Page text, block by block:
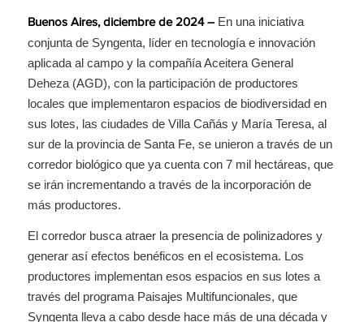
Buenos Aires, diciembre de 2024 – En una iniciativa
conjunta de Syngenta, líder en tecnología e innovación
aplicada al campo y la compañía Aceitera General
Deheza (AGD), con la participación de productores
locales que implementaron espacios de biodiversidad en
sus lotes, las ciudades de Villa Cañás y María Teresa, al
sur de la provincia de Santa Fe, se unieron a través de un
corredor biológico que ya cuenta con 7 mil hectáreas, que
se irán incrementando a través de la incorporación de
más productores.
El corredor busca atraer la presencia de polinizadores y
generar así efectos benéficos en el ecosistema. Los
productores implementan esos espacios en sus lotes a
través del programa Paisajes Multifuncionales, que
Syngenta lleva a cabo desde hace más de una década y